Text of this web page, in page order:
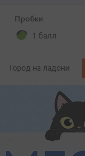
Пробки
1 балл
Город на ладони